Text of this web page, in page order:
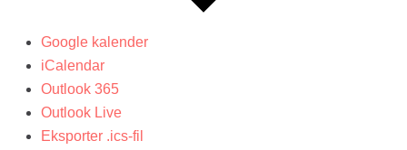
Google kalender
iCalendar
Outlook 365
Outlook Live
Eksporter .ics-fil